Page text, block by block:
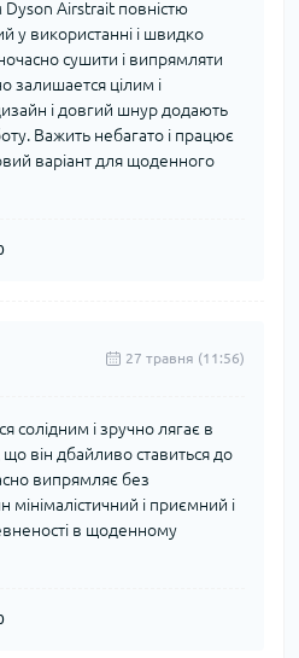
Airstrait повністю
у використанні і швидко
сушити і випрямляти
залишается цілим і
і довгий шнур додають
Важить небагато і працює
варіант для щоденного
27 травня (11:56)
солідним і зручно лягає в
він дбайливо ставиться до
випрямляє без
і приємний і
в щоденному